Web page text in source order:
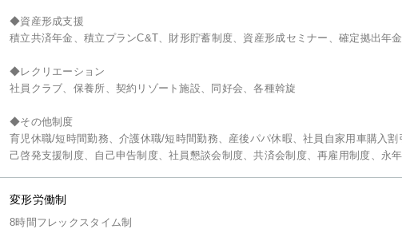
◆資産形成支援
積立共済年金、積立プランC&T、財形貯蓄制度、資産形成セミナー、確定拠出年金
◆レクリエーション
社員クラブ、保養所、契約リゾート施設、同好会、各種斡旋
◆その他制度
育児休職/短時間勤務、介護休職/短時間勤務、産後パパ休暇、社員自家用車購入
己啓発支援制度、自己申告制度、社員懇談会制度、共済会制度、再雇用制度、永
変形労働制
8時間フレックスタイム制